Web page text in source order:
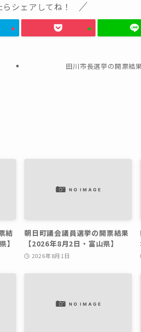
シェアしてね！
田川市長選挙の開票結
結
】
朝日町議会議員選挙の開票結果
【2026年8月2日・富山県】
2026年8月1日